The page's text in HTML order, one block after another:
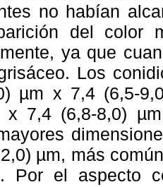
no habían
del color
ya que
Los
µm x 7,4 (6,5-
x 7,4 (6,8-8,0)
µm, más
Por el aspecto